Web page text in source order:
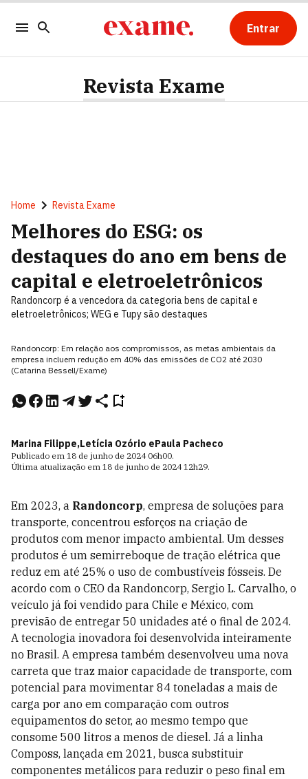
Entrar
Revista Exame
Home Revista Exame
Melhores do ESG: os
destaques do ano em bens de
capital e eletroeletrônicos
Randoncorp é a vencedora da categoria bens de capital e
eletroeletrônicos; WEG e Tupy são destaques
Randoncorp: Em relação aos compromissos, as metas ambientais da
empresa incluem redução em 40% das emissões de CO2 até 2030
(Catarina Bessell/Exame)
Marina Filippe,Letícia Ozório ePaula Pacheco
Publicado em 18 de junho de 2024 06h00.
Última atualização em 18 de junho de 2024 12h29.
Em 2023, a Randoncorp, empresa de soluções para
transporte, concentrou esforços na criação de
produtos com menor impacto ambiental. Um desses
produtos é um semirreboque de tração elétrica que
reduz em até 25% o uso de combustíveis fósseis. De
acordo com o CEO da Randoncorp, Sergio L. Carvalho, o
veículo já foi vendido para Chile e México, com
previsão de entregar 50 unidades até o final de 2024.
A tecnologia inovadora foi desenvolvida inteiramente
no Brasil. A empresa também desenvolveu uma nova
carreta que traz maior capacidade de transporte, com
potencial para movimentar 84 toneladas a mais de
carga por ano em comparação com outros
equipamentos do setor, ao mesmo tempo que
consome 500 litros a menos de diesel. Já a linha
Composs, lançada em 2021, busca substituir
componentes metálicos para reduzir o peso final em